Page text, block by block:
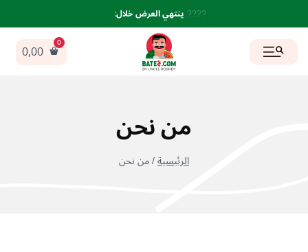
إلى
المحتوى
???? ينتهي العرض خلال:
0,00
من نحن
/من نحن